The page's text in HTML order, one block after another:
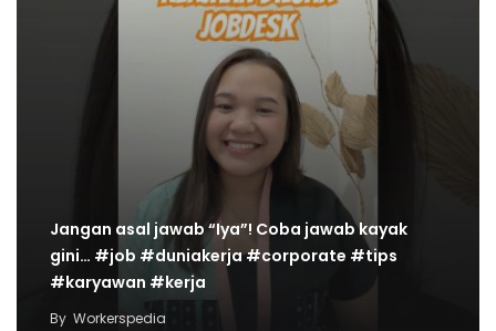
Jangan asal jawab “Iya”! Coba jawab kayak
gini… #job #duniakerja #corporate #tips
#karyawan #kerja
By Workerspedia